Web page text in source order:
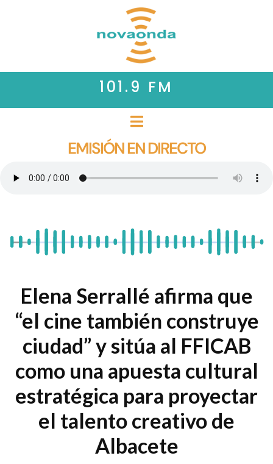
101.9 FM
EMISIÓN EN DIRECTO
Elena Serrallé afirma que
“el cine también construye
ciudad” y sitúa al FFICAB
como una apuesta cultural
estratégica para proyectar
el talento creativo de
Albacete